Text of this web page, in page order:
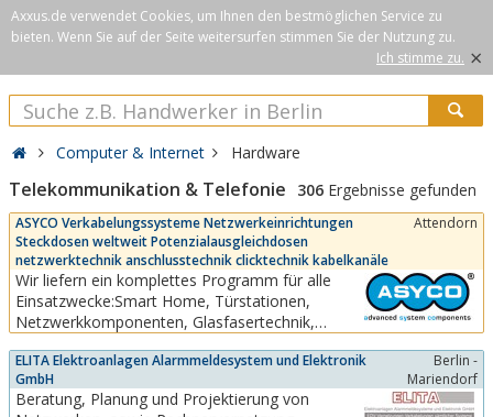
Axxus.de verwendet Cookies, um Ihnen den bestmöglichen Service zu
bieten. Wenn Sie auf der Seite weitersurfen stimmen Sie der Nutzung zu.
Ich stimme zu. ×
Computer & Internet Hardware
Telekommunikation & Telefonie 306 Ergebnisse gefunden
ASYCO Verkabelungssysteme Netzwerkeinrichtungen
Steckdosen weltweit Potenzialausgleichdosen
netzwerktechnik anschlusstechnik clicktechnik kabelkanäle
Attendorn
Wir liefern ein komplettes Programm für alle
Einsatzwecke:Smart Home, Türstationen,
Netzwerkkomponenten, Glasfasertechnik,
Tischsäulen, Energiesäulen, Aufputzgehäuse,
Unterflursysteme, Schalterprogramm,
Steckdosen, Dateneinsätze, Kabel,
ELITA Elektroanlagen Alarmmeldesystem und Elektronik
GmbH
Berlin -
Mariendorf
Beratung, Planung und Projektierung von